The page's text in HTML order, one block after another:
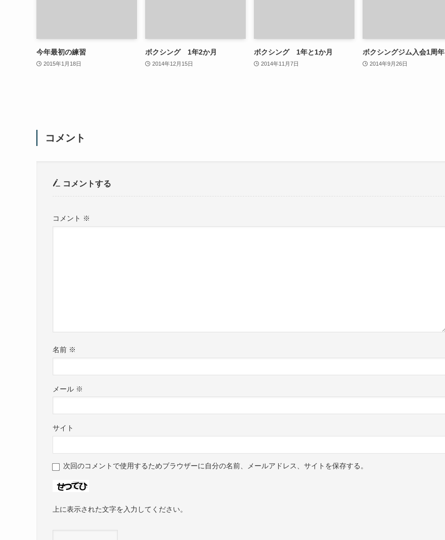
今年最初の練習
2015年1月18日
ボクシング 1年2か月
2014年12月15日
ボクシング 1年と1か月
2014年11月7日
ボクシングジム入会1周年
2014年9月26日
コメント
コメントする
コメント ※
名前 ※
メール ※
サイト
次回のコメントで使用するためブラウザーに自分の名前、メールアドレス、サイトを保存する。
上に表示された文字を入力してください。